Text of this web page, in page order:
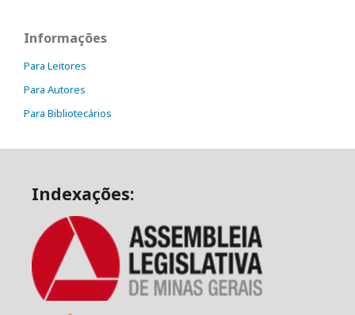
Informações
Para Leitores
Para Autores
Para Bibliotecários
Indexações: